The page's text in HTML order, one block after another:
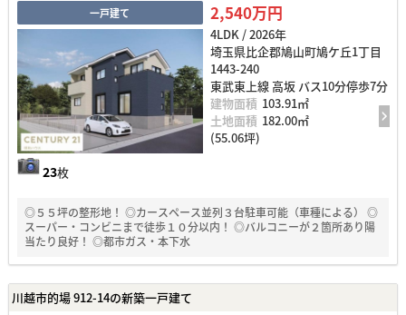
一戸建て
23枚
2,540万円
4LDK / 2026年
埼玉県比企郡鳩山町鳩ケ丘1丁目
1443-240
東武東上線 高坂 バス10分停歩7分
建物面積 103.91㎡
土地面積 182.00㎡
(55.06坪)
◎５５坪の整形地！ ◎カースペース並列３台駐車可能（車種による） ◎
スーパー・コンビニまで徒歩１０分以内！ ◎バルコニーが２箇所あり陽
当たり良好！ ◎都市ガス・本下水
川越市的場 912-14の新築一戸建て